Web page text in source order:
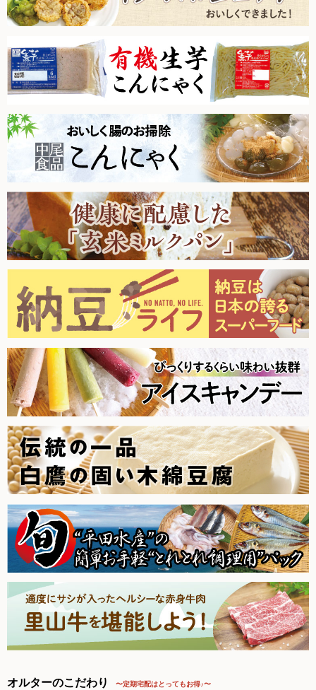
新規募集中！
フランチャイズビジネス
定期購入について
2026.1.24【毎週土曜日更新！】品ものアイテムを更新しまし
た。
2026.1.17【毎週土曜日更新！】品ものアイテムを更新しまし
た。
2026.1.10【毎週土曜日更新！】品ものアイテムを更新しまし
た。
2025.12.27【毎週土曜日更新！】品ものアイテムを更新しま
した。
2025.12.20【毎週土曜日更新！】品ものアイテムを更新しま
した。
2025.12.13【毎週土曜日更新！】品ものアイテムを更新しま
2025.12.6【毎週土曜日更新！】品ものアイテムを更新しまし
た。
2025.11.29【毎週土曜日更新！】品ものアイテムを更新しま
した。
2025.11.22【毎週土曜日更新！】品ものアイテムを更新しま
した。
2025.11.15【毎週土曜日更新！】品ものアイテムを更新しま
した。
2025.11.8【毎週土曜日更新！】品ものアイテムを更新しまし
た。
2025.11.1【毎週土曜日更新！】品ものアイテムを更新しまし
た。
2025.10.25【毎週土曜日更新！】品ものアイテムを更新しま
した。
2025.10.18【毎週土曜日更新！】品ものアイテムを更新しま
した。
2025.10.11【毎週土曜日更新！】品ものアイテムを更新しま
した。
2025.10.4【毎週土曜日更新！】品ものアイテムを更新しまし
た。
2025.9.27【毎週土曜日更新！】品ものアイテムを更新しまし
た。
2025.9.20【毎週土曜日更新！】品ものアイテムを更新しまし
た。
2025.9.13【毎週土曜日更新！】品ものアイテムを更新しまし
た。
2025.9.6【毎週土曜日更新！】品ものアイテムを更新しまし
た。
2025.8.30【毎週土曜日更新！】品ものアイテムを更新しまし
た。
た。
オルターのこだわり 〜定期宅配はとってもお得♪〜